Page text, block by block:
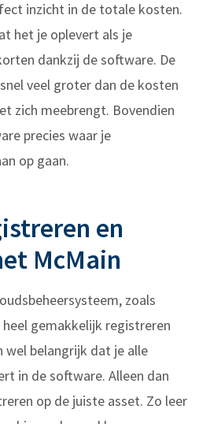
inzicht in de totale kosten.
het je oplevert als je
dankzij de software. De
veel groter dan de kosten
zich meebrengt. Bovendien
precies waar je
op gaan.
en
McMain
zoals
gemakkelijk registreren
wel belangrijk dat je alle
in de software. Alleen dan
op de juiste asset. Zo leer